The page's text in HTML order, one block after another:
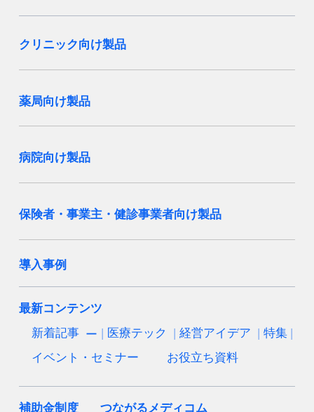
クリニック向け製品
薬局向け製品
病院向け製品
保険者・事業主・健診事業者向け製品
導入事例
最新コンテンツ
新着記事
医療テック 経営アイデア
特集
イベント・セミナー
お役立ち資料
補助金制度 つながるメディコム